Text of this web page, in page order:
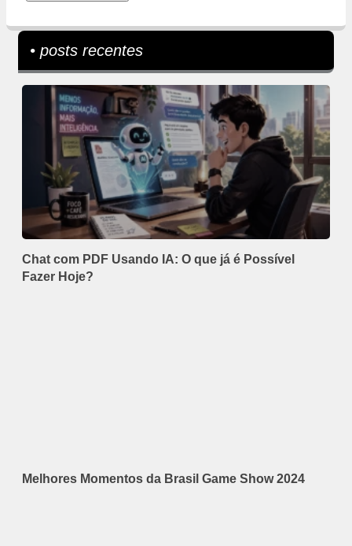
• posts recentes
Chat com PDF Usando IA: O que já é Possível
Fazer Hoje?
Melhores Momentos da Brasil Game Show 2024